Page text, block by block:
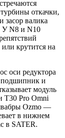
откачки,
засор валика
У N8 и N10
или крутится на
оси редуктора
подшипник и
модуль
T30 Pro Omni
Ozmo —
в нижнем
в SATER.